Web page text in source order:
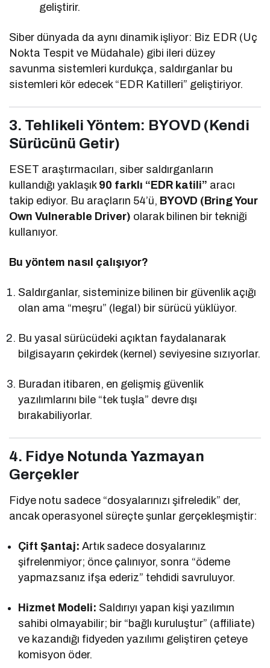
geliştirir.
Siber dünyada da aynı dinamik işliyor: Biz EDR (Uç
Nokta Tespit ve Müdahale) gibi ileri düzey
savunma sistemleri kurdukça, saldırganlar bu
sistemleri kör edecek “EDR Katilleri” geliştiriyor.
3. Tehlikeli Yöntem: BYOVD (Kendi
Sürücünü Getir)
ESET araştırmacıları, siber saldırganların
kullandığı yaklaşık 90 farklı “EDR katili” aracı
takip ediyor. Bu araçların 54’ü, BYOVD (Bring Your
Own Vulnerable Driver) olarak bilinen bir tekniği
kullanıyor.
Bu yöntem nasıl çalışıyor?
Saldırganlar, sisteminize bilinen bir güvenlik açığı
olan ama “meşru” (legal) bir sürücü yüklüyor.
Bu yasal sürücüdeki açıktan faydalanarak
bilgisayarın çekirdek (kernel) seviyesine sızıyorlar.
Buradan itibaren, en gelişmiş güvenlik
yazılımlarını bile “tek tuşla” devre dışı
bırakabiliyorlar.
4. Fidye Notunda Yazmayan
Gerçekler
Fidye notu sadece “dosyalarınızı şifreledik” der,
ancak operasyonel süreçte şunlar gerçekleşmiştir:
Çift Şantaj: Artık sadece dosyalarınız
şifrelenmiyor; önce çalınıyor, sonra “ödeme
yapmazsanız ifşa ederiz” tehdidi savruluyor.
Hizmet Modeli: Saldırıyı yapan kişi yazılımın
sahibi olmayabilir; bir “bağlı kuruluştur” (affiliate)
ve kazandığı fidyeden yazılımı geliştiren çeteye
komisyon öder.